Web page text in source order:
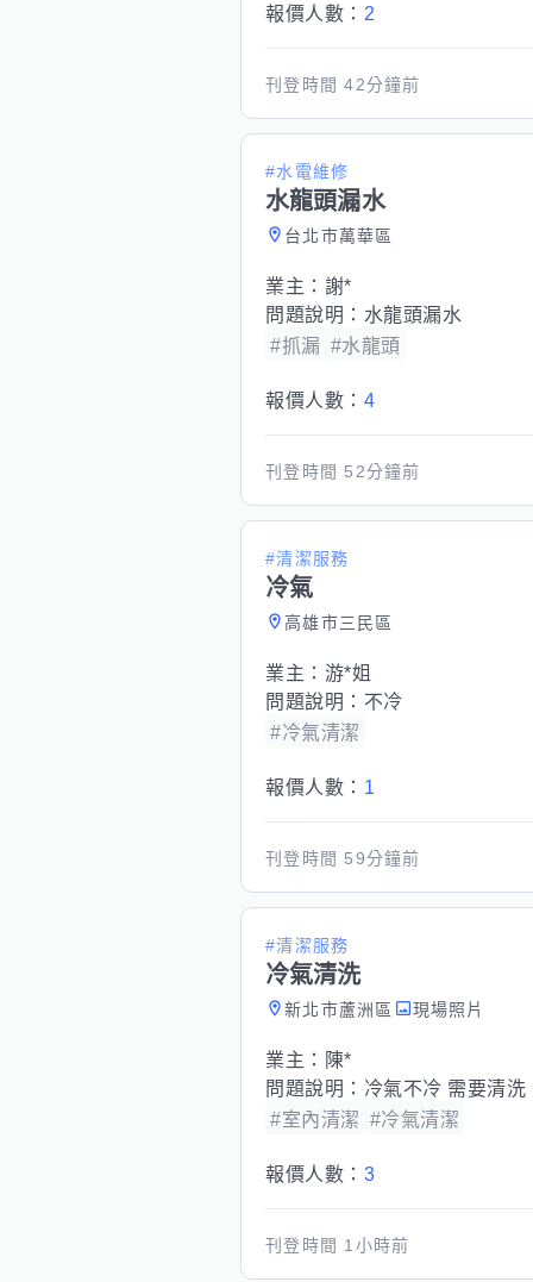
報價人數： 2
刊登時間42分鐘前
#水電維修
水龍頭漏水
台北市萬華區
業主： 謝*
問題說明： 水龍頭漏水
#抓漏 #水龍頭
報價人數： 4
刊登時間 52分鐘前
#清潔服務
冷氣
高雄市三民區
業主： 游*姐
問題說明： 不冷
#冷氣清潔
報價人數： 1
刊登時間 59分鐘前
#清潔服務
冷氣清洗
新北市蘆洲區 現場照片
業主：
陳*
問題說明： 冷氣不冷 需要清洗
#室內清潔 #冷氣清潔
報價人數： 3
刊登時間 1小時前